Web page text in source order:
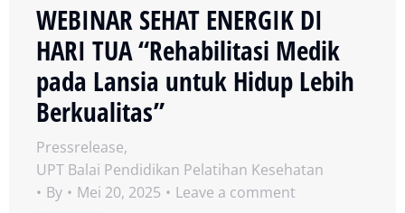
WEBINAR SEHAT ENERGIK DI
HARI TUA “Rehabilitasi Medik
pada Lansia untuk Hidup Lebih
Berkualitas”
Pressrelease,
UPT Balai Pendidikan Pelatihan Kesehatan
By
Mei 20, 2025 Leave a comment